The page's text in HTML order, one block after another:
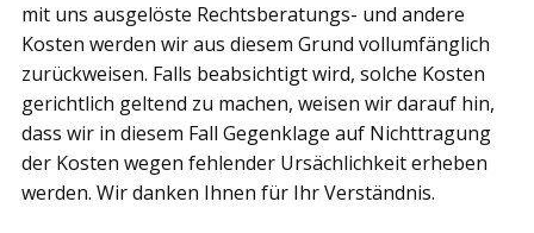
mit uns ausgelöste Rechtsberatungs- und andere
Kosten werden wir aus diesem Grund vollumfänglich
zurückweisen. Falls beabsichtigt wird, solche Kosten
gerichtlich geltend zu machen, weisen wir darauf hin,
dass wir in diesem Fall Gegenklage auf Nichttragung
der Kosten wegen fehlender Ursächlichkeit erheben
werden. Wir danken Ihnen für Ihr Verständnis.